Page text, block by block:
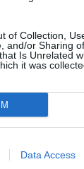
of Collection,
and/or Sharing
Is Unrelated
it was
Data Access
μια κηρώδης